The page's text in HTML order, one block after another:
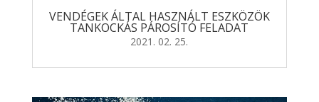
VENDÉGEK ÁLTAL HASZNÁLT ESZKÖZÖK
TANKOCKÁS PÁROSÍTÓ FELADAT
2021. 02. 25.